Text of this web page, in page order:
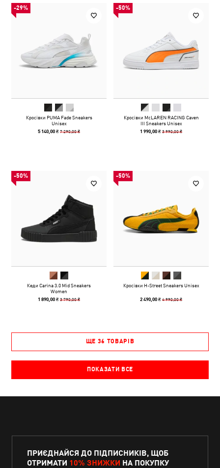
-29%
Кросівки PUMA Fade Sneakers
Unisex
5 140,00 ₴7 290,00 ₴
-50%
Кросівки McLAREN RACING Caven
III Sneakers Unisex
1 990,00 ₴3 990,00 ₴
-50%
Кеди Carina 3.0 Mid Sneakers
Women
1 890,00 ₴3 790,00 ₴
-50%
Кросівки H-Street Sneakers Unisex
2 490,00 ₴4 990,00 ₴
ЩЕ 36 ТОВАРІВ
ПОКАЗАТИ ВСЕ
ПРИЄДНАЙСЯ ДО ПІДПИСНИКІВ, ЩОБ
ОТРИМАТИ 10% ЗНИЖКИ НА ПОКУПКУ